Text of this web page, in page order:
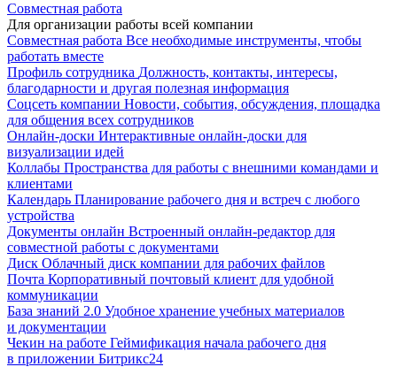
Совместная работа
Для организации работы всей компании
Совместная работа Все необходимые инструменты, чтобы
работать вместе
Профиль сотрудника Должность, контакты, интересы,
благодарности и другая полезная информация
Соцсеть компании Новости, события, обсуждения, площадка
для общения всех сотрудников
Онлайн-доски Интерактивные онлайн-доски для
визуализации идей
Коллабы Пространства для работы с внешними командами и
клиентами
Календарь Планирование рабочего дня и встреч с любого
устройства
Документы онлайн Встроенный онлайн-редактор для
совместной работы с документами
Диск Облачный диск компании для рабочих файлов
Почта Корпоративный почтовый клиент для удобной
коммуникации
База знаний 2.0 Удобное хранение учебных материалов
и документации
Чекин на работе Геймификация начала рабочего дня
в приложении Битрикс24